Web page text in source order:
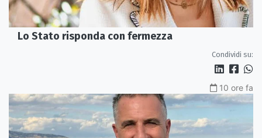
Lo Stato risponda con fermezza
Condividi su:
10 ore fa